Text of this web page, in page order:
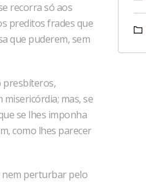
recorra só aos
preditos frades que
que puderem, sem
presbíteros,
mas, se
se lhes imponha
como lhes parecer
nem perturbar pelo